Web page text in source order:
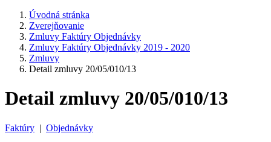
Úvodná stránka
Zverejňovanie
Zmluvy Faktúry Objednávky
Zmluvy Faktúry Objednávky 2019 - 2020
Zmluvy
Detail zmluvy 20/05/010/13
Detail zmluvy 20/05/010/13
Faktúry | Objednávky